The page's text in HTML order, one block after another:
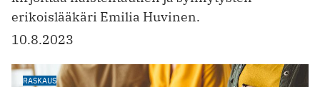
erikoislääkäri Emilia Huvinen.
10.8.2023
RASKAUS